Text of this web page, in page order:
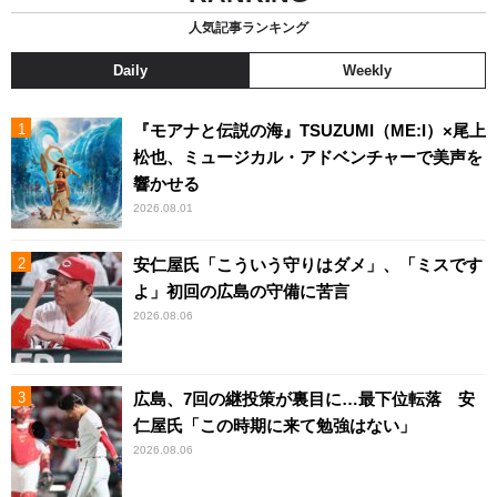
人気記事ランキング
Daily Weekly
『モアナと伝説の海』TSUZUMI（ME:I）×尾上
松也、ミュージカル・アドベンチャーで美声を
響かせる
2026.08.01
安仁屋氏「こういう守りはダメ」、「ミスです
よ」初回の広島の守備に苦言
2026.08.06
広島、7回の継投策が裏目に…最下位転落 安
仁屋氏「この時期に来て勉強はない」
2026.08.06